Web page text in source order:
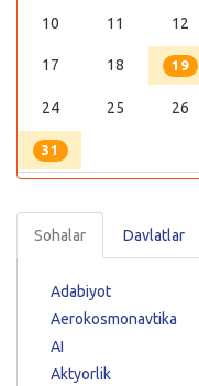
10 11 12
17 18 19
24 25 26
31
Sohalar Davlatlar
Adabiyot
Aerokosmonavtika
AI
Aktyorlik